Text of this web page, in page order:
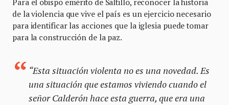
Para el obispo emérito de Saltillo, reconocer la historia
de la violencia que vive el país es un ejercicio necesario
para identificar las acciones que la iglesia puede tomar
para la construcción de la paz.
“Esta situación violenta no es una novedad. Es
una situación que estamos viviendo cuando el
señor Calderón hace esta guerra, que era una